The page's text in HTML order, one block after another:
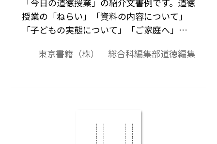
「今日の道徳授業」の紹介文書例です。道徳
授業の「ねらい」「資料の内容について」
「子どもの実態について」「ご家庭へ」の
庭でお子さんと話題にしたことなどを記入
東京書籍（株） 総合科編集部道徳編集